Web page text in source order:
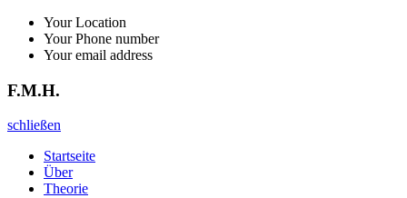
Zurück
zum
Inhalt
Your Location
Your Phone number
Your email address
F.M.H.
schließen
Startseite
Über
Theorie